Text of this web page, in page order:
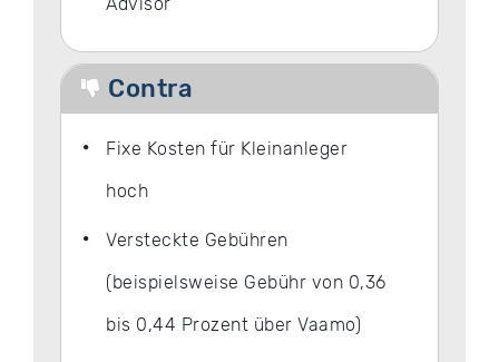
Contra
Fixe Kosten für Kleinanleger
hoch
Versteckte Gebühren
(beispielsweise Gebühr von 0,36
bis 0,44 Prozent über Vaamo)